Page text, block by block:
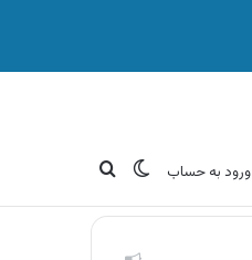
ورود به حساب تغییر پوسته
جستجو برای